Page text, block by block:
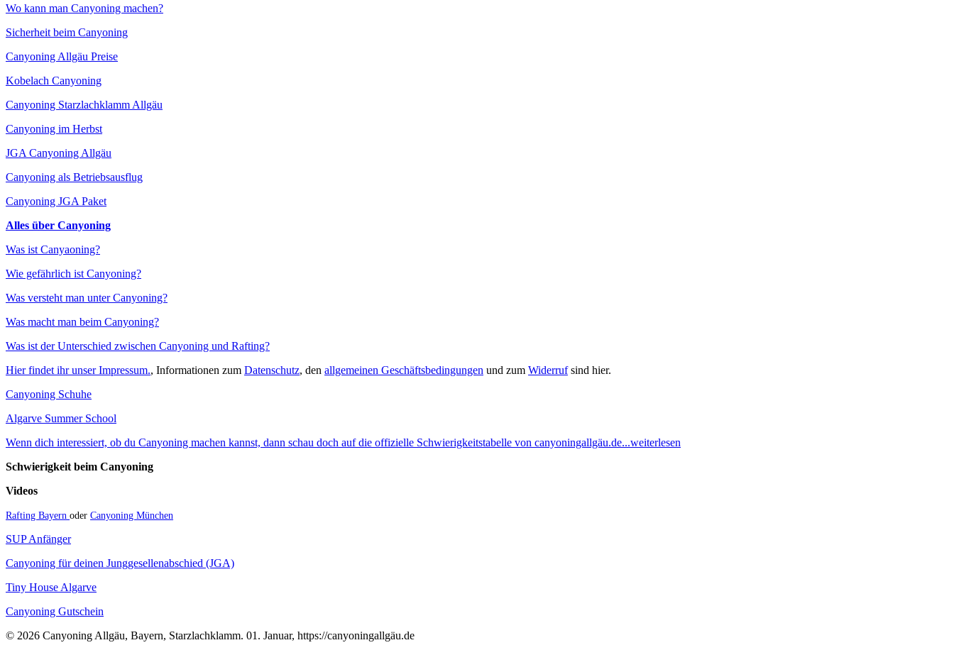
Wo kann man Canyoning machen?
Sicherheit beim Canyoning
Canyoning Allgäu Preise
Kobelach Canyoning
Canyoning Starzlachklamm Allgäu
Canyoning im Herbst
JGA Canyoning Allgäu
Canyoning als Betriebsausflug
Canyoning JGA Paket
Alles über Canyoning
Was ist Canyaoning?
Wie gefährlich ist Canyoning?
Was versteht man unter Canyoning?
Was macht man beim Canyoning?
Was ist der Unterschied zwischen Canyoning und Rafting?
Hier findet ihr unser Impressum., Informationen zum Datenschutz, den allgemeinen Geschäftsbedingungen und zum Widerrufsind hier.
Canyoning Schuhe
Algarve Summer School
Wenn dich interessiert, ob du Canyoning machen kannst, dann schau doch auf die offizielle Schwierigkeitstabelle von canyoningallgäu.de...weiterlesen
Schwierigkeit beim Canyoning
Videos
Rafting Bayern oder Canyoning München
SUP Anfänger
Canyoning für deinen Junggesellenabschied (JGA)
Tiny House Algarve
Canyoning Gutschein
© 2026 Canyoning Allgäu, Bayern, Starzlachklamm. 01. Januar, https://canyoningallgäu.de